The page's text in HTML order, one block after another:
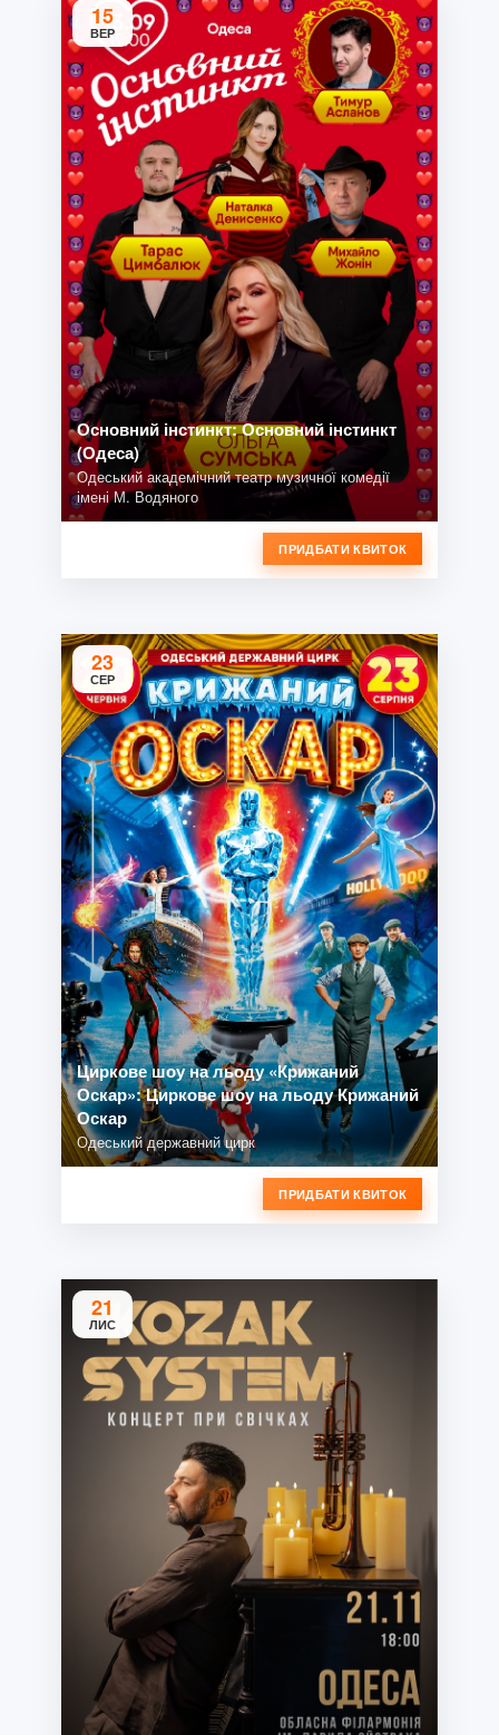
15
ВЕР
Основний інстинкт: Основний інстинкт
(Одеса)
Одеський академічний театр музичної комедії
імені М. Водяного
ПРИДБАТИ КВИТОК
23
СЕР
Циркове шоу на льоду «Крижаний
Оскар»: Циркове шоу на льоду Крижаний
Оскар
Одеський державний цирк
ПРИДБАТИ КВИТОК
21
ЛИС